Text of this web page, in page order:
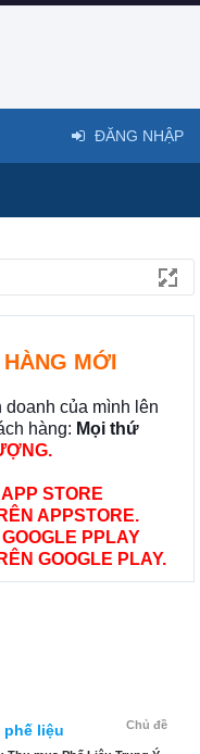
MỚI
của mình lên
hàng: Mọi thứ
STORE
APPSTORE.
PPLAY
GOOGLE PLAY.
Chủ đề
phế liệu
ĐĂNG NHẬP